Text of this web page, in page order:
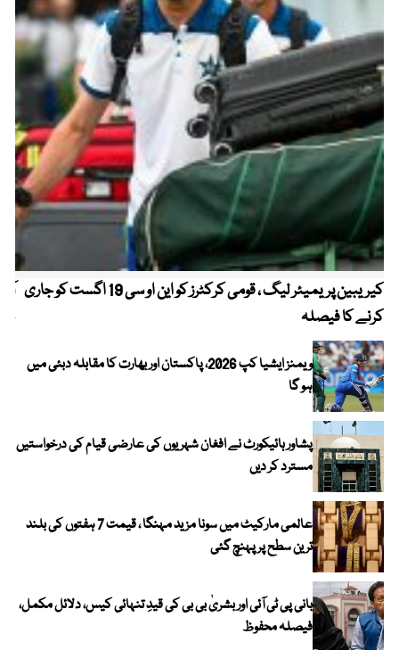
کیریبین پریمیئر لیگ ، قومی کرکٹرز کو این او سی 19 اگست کو جاری
کرنے کا فیصلہ
ویمنز ایشیا کپ 2026، پاکستان اور بھارت کا مقابلہ دبئی میں
ہو گا
پشاور ہائیکورٹ نے افغان شہریوں کی عارضی قیام کی درخواستیں
مسترد کر دیں
عالمی مارکیٹ میں سونا مزید مہنگا ، قیمت 7 ہفتوں کی بلند
ترین سطح پر پہنچ گئی
بانی پی ٹی آئی اور بشریٰ بی بی کی قیدِ تنہائی کیس، دلائل مکمل،
فیصلہ محفوظ